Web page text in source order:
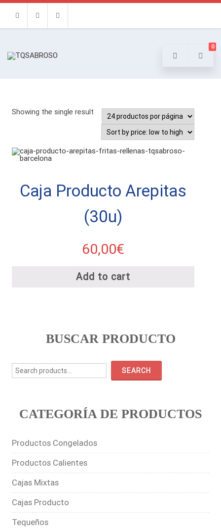
0
Showing the single result
Caja Producto Arepitas
(30u)
60,00€
Add to cart
BUSCAR PRODUCTO
Search
for:
SEARCH
CATEGORÍA DE PRODUCTOS
Productos Congelados
Productos Calientes
Cajas Mixtas
Cajas Producto
Tequeños